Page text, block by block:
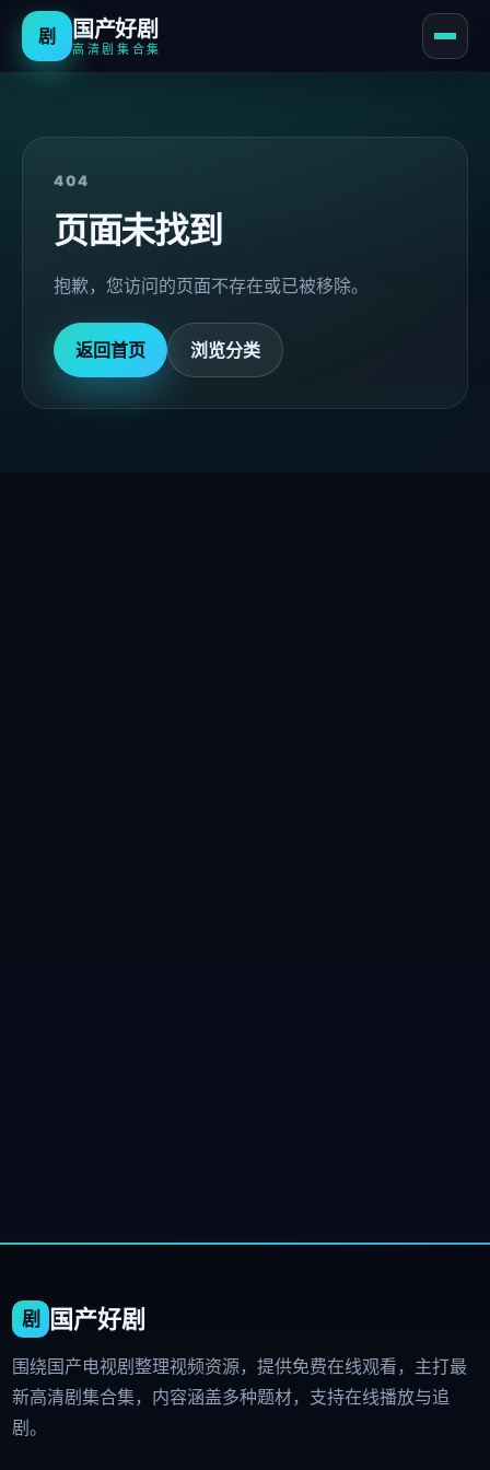
剧 国产好剧
高清剧集合集
404
页面未找到
抱歉，您访问的页面不存在或已被移除。
返回首页 浏览分类
国产好剧
围绕国产电视剧整理视频资源，提供免费在线观看，主打最
新高清剧集合集，内容涵盖多种题材，支持在线播放与追
剧。